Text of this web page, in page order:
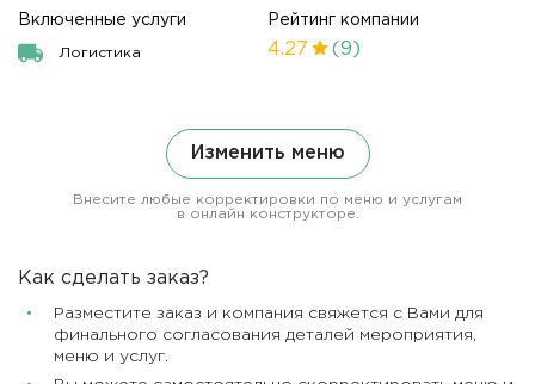
Включенные услуги
Логистика
Рейтинг компании
4.27 (9)
Изменить меню
Внесите любые корректировки по меню и услугам
в онлайн конструкторе.
Как сделать заказ?
Разместите заказ и компания свяжется с Вами для
финального согласования деталей мероприятия,
меню и услуг.